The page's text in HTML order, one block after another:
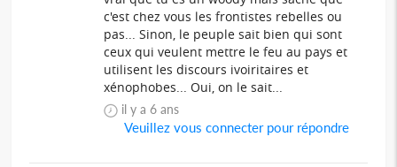
c'est chez vous les frontistes rebelles ou
pas... Sinon, le peuple sait bien qui sont
ceux qui veulent mettre le feu au pays et
utilisent les discours ivoiritaires et
xénophobes... Oui, on le sait...
il y a 6 ans
Veuillez vous connecter pour répondre